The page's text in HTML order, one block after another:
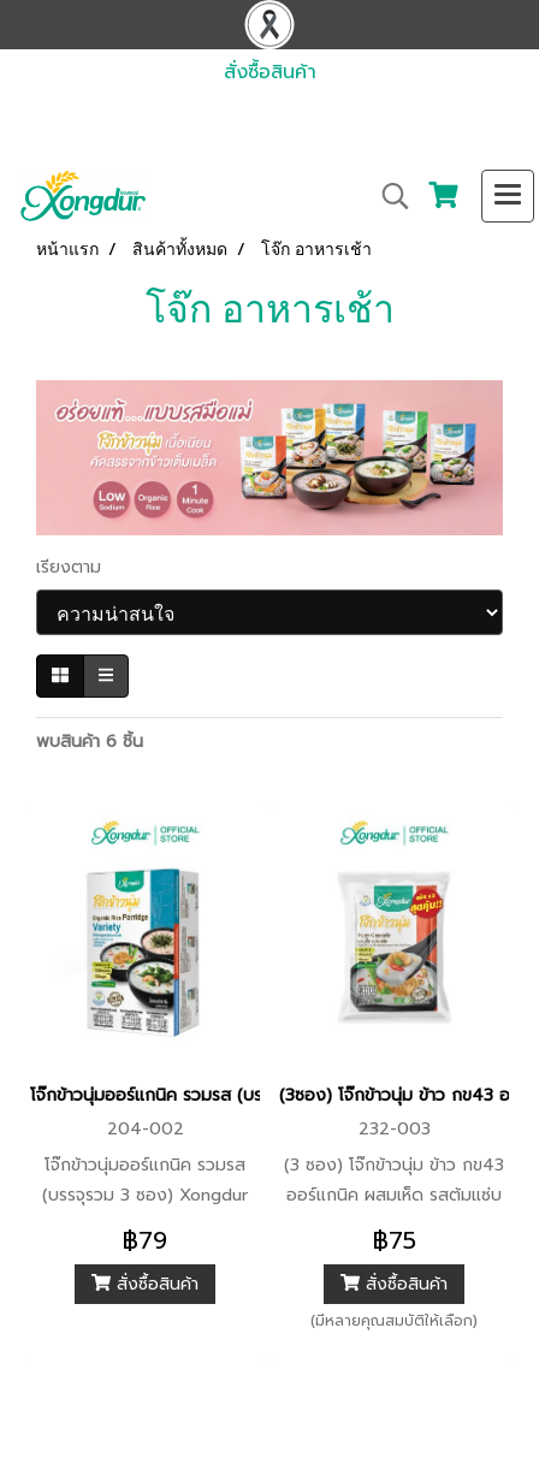
สั่งซื้อสินค้า
หน้าแรก สินค้าทั้งหมด โจ๊ก อาหารเช้า
โจ๊ก อาหารเช้า
เรียงตาม
พบสินค้า 6 ชิ้น
โจ๊กข้าวนุ่มออร์แกนิค รวมรส (บรรจุรวม 3 ซอง) Xongdur ซองเดอร์
204-002
โจ๊กข้าวนุ่มออร์แกนิค รวมรส
(บรรจุรวม 3 ซอง) Xongdur
ซองเดอร์ ผลิตจาก ข้าว
ขาว กข43 ออร์แกนิค ซึ่งเป็น
ข้าวที่ใช้เวลาย่อยแป้งเป็นน้ำตาล
฿79
สั่งซื้อสินค้า
(3ซอง) โจ๊กข้าวนุ่ม ข้าว กข43 ออ
232-003
(3 ซอง) โจ๊กข้าวนุ่ม ข้าว กข43
ออร์แกนิค ผสมเห็ด รสต้มแซ่บ
(ขนาด 30 กรัม) Xongdur ซอง
เดอร์
฿75
สั่งซื้อสินค้า
(มีหลายคุณสมบัติให้เลือก)